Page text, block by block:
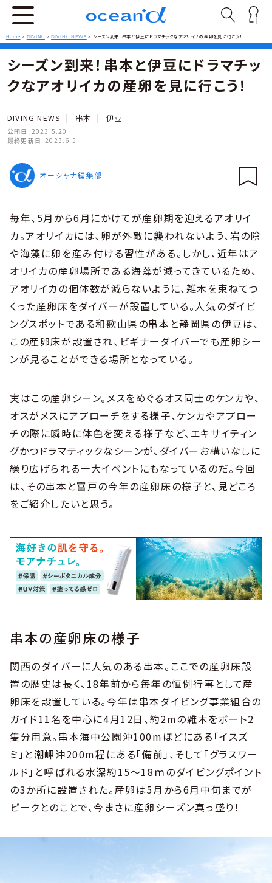
Home > DIVING >DIVING NEWS > シーズン到来！串本と伊豆にドラマチックなアオリイカの産卵を見に行こう！
シーズン到来！串本と伊豆にドラマチッ
クなアオリイカの産卵を見に行こう！
DIVING NEWS | 串本 | 伊豆
公開日： 2023.5.20
最終更新日： 2023.6.5
オーシャナ編集部
毎年、5月から6月にかけてが産卵期を迎えるアオリイ
カ。アオリイカには、卵が外敵に襲われないよう、岩の陰
や海藻に卵を産み付ける習性がある。しかし、近年はア
オリイカの産卵場所である海藻が減ってきているため、
アオリイカの個体数が減らないように、雑木を束ねてつ
くった産卵床をダイバーが設置している。人気のダイビ
ングスポットである和歌山県の串本と静岡県の伊豆は、
この産卵床が設置され、ビギナーダイバーでも産卵シー
ンが見ることができる場所となっている。
実はこの産卵シーン。メスをめぐるオス同士のケンカや、
オスがメスにアプローチをする様子、ケンカやアプロー
チの際に瞬時に体色を変える様子など、エキサイティン
グかつドラマティックなシーンが、ダイバーお構いなしに
繰り広げられる一大イベントにもなっているのだ。今回
は、その串本と富戸の今年の産卵床の様子と、見どころ
をご紹介したいと思う。
串本の産卵床の様子
関西のダイバーに人気のある串本。ここでの産卵床設
置の歴史は長く、18年前から毎年の恒例行事として産
卵床を設置している。今年は串本ダイビング事業組合の
ガイド11名を中心に4月12日、約2mの雑木をボート2
隻分用意。串本海中公園沖100mほどにある「イスズ
ミ」と潮岬沖200m程にある「備前」、そして「グラスワー
ルド」と呼ばれる水深約15〜18ｍのダイビングポイント
の3か所に設置された。産卵は5月から6月中旬までが
ピークとのことで、今まさに産卵シーズン真っ盛り！